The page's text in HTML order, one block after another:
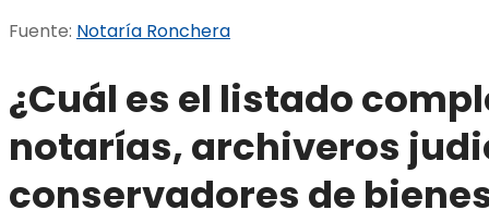
Fuente: Notaría Ronchera
¿Cuál es el listado
notarías, archiveros
conservadores de